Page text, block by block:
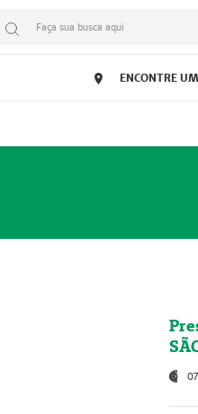
Faça sua busca aqui
ENCONTRE